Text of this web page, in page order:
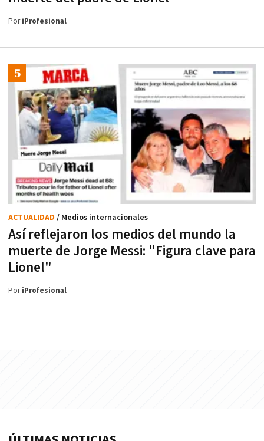
PoriProfesional
Así reflejaron los medios del mundo la
muerte de Jorge Messi: "Figura clave para
Lionel"
ACTUALIDAD / Medios internacionales
PoriProfesional